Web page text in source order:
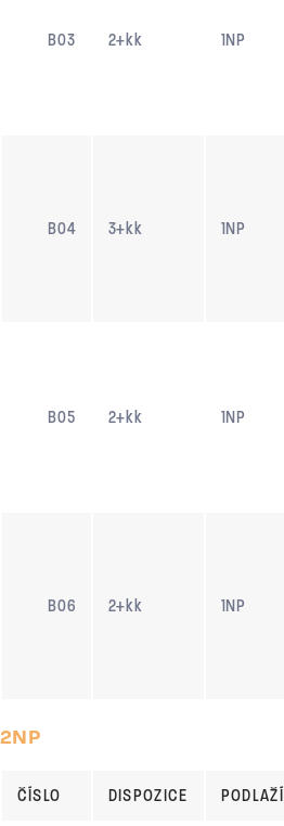
B03 2+kk 1NP
B04 3+kk 1NP
B05 2+kk 1NP
B06 2+kk 1NP
2NP
ČÍSLO DISPOZICE PODLAŽÍ